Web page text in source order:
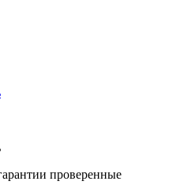
проверенные